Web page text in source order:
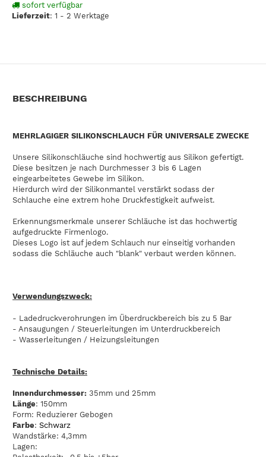
sofort verfügbar
Lieferzeit: 1 - 2 Werktage
BESCHREIBUNG
MEHRLAGIGER SILIKONSCHLAUCH FÜR UNIVERSALE ZWECKE
Unsere Silikonschläuche sind hochwertig aus Silikon gefertigt.
Diese besitzen je nach Durchmesser 3 bis 6 Lagen
eingearbeitetes Gewebe im Silikon.
Hierdurch wird der Silikonmantel verstärkt sodass der
Schlauche eine extrem hohe Druckfestigkeit aufweist.
Erkennungsmerkmale unserer Schläuche ist das hochwertig
aufgedruckte Firmenlogo.
Dieses Logo ist auf jedem Schlauch nur einseitig vorhanden
sodass die Schläuche auch "blank" verbaut werden können.
Verwendungszweck:
- Ladedruckverohrungen im Überdruckbereich bis zu 5 Bar
- Ansaugungen / Steuerleitungen im Unterdruckbereich
- Wasserleitungen / Heizungsleitungen
Technische Details:
Innendurchmesser: 35mm und 25mm
Länge: 150mm
Form: Reduzierer Gebogen
Farbe: Schwarz
Wandstärke: 4,3mm
Lagen: